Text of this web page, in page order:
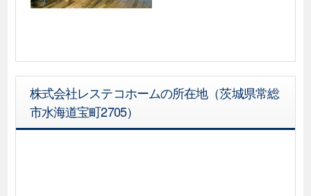
株式会社レステコホームの所在地（茨城県常総
市水海道宝町2705）